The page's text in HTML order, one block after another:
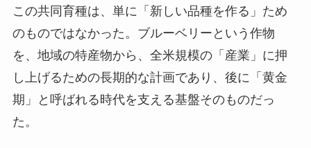
この共同育種は、単に「新しい品種を作る」ため
のものではなかった。ブルーベリーという作物
を、地域の特産物から、全米規模の「産業」に押
し上げるための長期的な計画であり、後に「黄金
期」と呼ばれる時代を支える基盤そのものだっ
た。